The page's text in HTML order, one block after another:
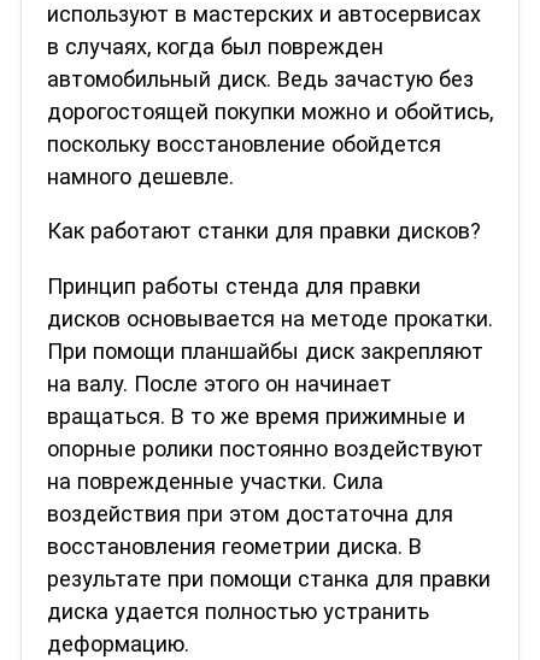
используют в мастерских и автосервисах
в случаях, когда был поврежден
автомобильный диск. Ведь зачастую без
дорогостоящей покупки можно и обойтись,
поскольку восстановление обойдется
намного дешевле.
Как работают станки для правки дисков?
Принцип работы стенда для правки
дисков основывается на методе прокатки.
При помощи планшайбы диск закрепляют
на валу. После этого он начинает
вращаться. В то же время прижимные и
опорные ролики постоянно воздействуют
на поврежденные участки. Сила
воздействия при этом достаточна для
восстановления геометрии диска. В
результате при помощи станка для правки
диска удается полностью устранить
деформацию.